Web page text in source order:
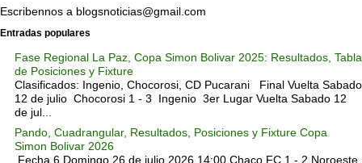
Escribennos a blogsnoticias@gmail.com
Entradas populares
Fase Regional La Paz, Copa Simon Bolivar 2025: Resultados, Tabla
de Posiciones y Fixture
Clasificados: Ingenio, Chocorosi, CD Pucarani Final Vuelta Sabado
12 de julio Chocorosi 1 - 3 Ingenio 3er Lugar Vuelta Sabado 12
de jul...
Pando, Cuadrangular, Resultados, Posiciones y Fixture Copa
Simon Bolivar 2026
Fecha 6 Domingo 26 de julio 2026 14:00 Chaco FC 1 - 2 Noroeste